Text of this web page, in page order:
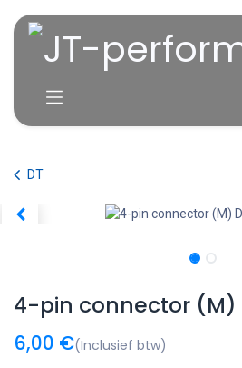
DT
4-pin connector (M)
6,00 €(Inclusief btw)